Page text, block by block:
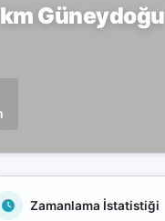
Güneydoğu
Zamanlama İstatistiği